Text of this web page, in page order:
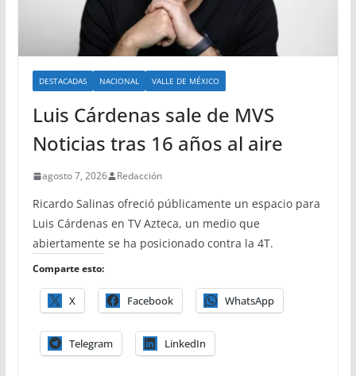
DESTACADAS NACIONAL VALLE DE MÉXICO
Luis Cárdenas sale de MVS
Noticias tras 16 años al aire
agosto 7, 2026 Redacción
Ricardo Salinas ofreció públicamente un espacio para
Luis Cárdenas en TV Azteca, un medio que
abiertamente se ha posicionado contra la 4T.
Comparte esto:
X Facebook WhatsApp
Telegram LinkedIn